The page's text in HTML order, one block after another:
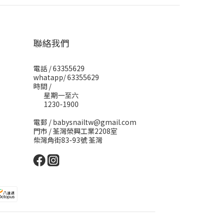
聯絡我們
電話 / 63355629
whatapp/ 63355629
時間 /
星期一至六
1230-1900
電郵 / babysnailtw@gmail.com
門市 / 荃灣榮興工業2208室
柴灣角街83-93號 荃灣